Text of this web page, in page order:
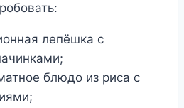
лепёшка с
блюдо из риса с